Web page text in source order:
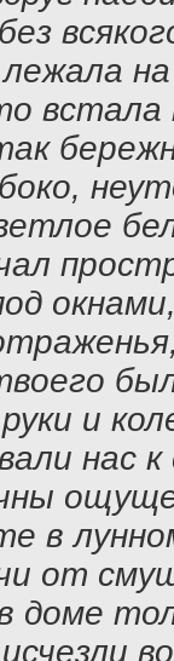
встала
и
нас к
в
от
доме